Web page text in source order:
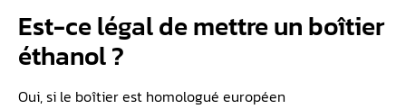
Est-ce légal de mettre un boîtier
éthanol ?
Oui, si le boîtier est homologué européen